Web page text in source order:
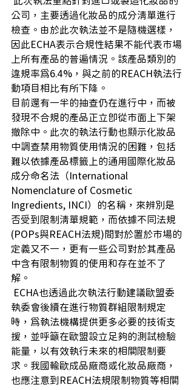
公司，主要透過化妝品的成分清單進行
檢查。由於此次執法並不是隨機選樣，
因此ECHA表示合規性結果不能代表市場
上所有產品的普遍情況。該產品類別的
違規率為6.4%，與之前的REACH執法行
動項目相比有所下降。
目前還有一半的抽查仍在進行中，而被
發現不合規的產品正立即從市面上下架
撤除中。此次的執法行動也顯示化妝品
中調查禁用物質使用情況的困難，包括
難以依據產品標籤上的通用國際化妝品
成分命名法（International
Nomenclature of Cosmetic
Ingredients, INCI）的名稱，來辨別是
否受到限制清單規範，而依據不同法規
(POPs與REACH法規)間對於置於市場的
定義又不一，更有一些公司對於其產品
中含有限制物質的使用和存在並不了
解。
執委會後續在進行物質群組限制規定
時，為執法機構提供更多必要的技術支
援，並呼籲在歐盟設立足夠的測試檢驗
能量，以有效執行未來的相關限制要
求。我國輸歐成品廠商或化妝品廠商，
也應注意到REACH法規限制物質等相關